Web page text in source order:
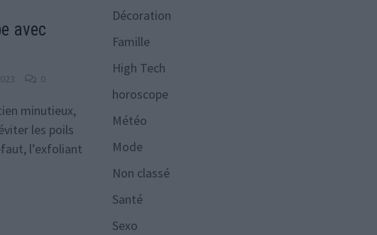
avec
0
minutieux,
les poils
l’exfoliant
Décoration
Famille
High Tech
horoscope
Météo
Mode
Non classé
Santé
Sexo